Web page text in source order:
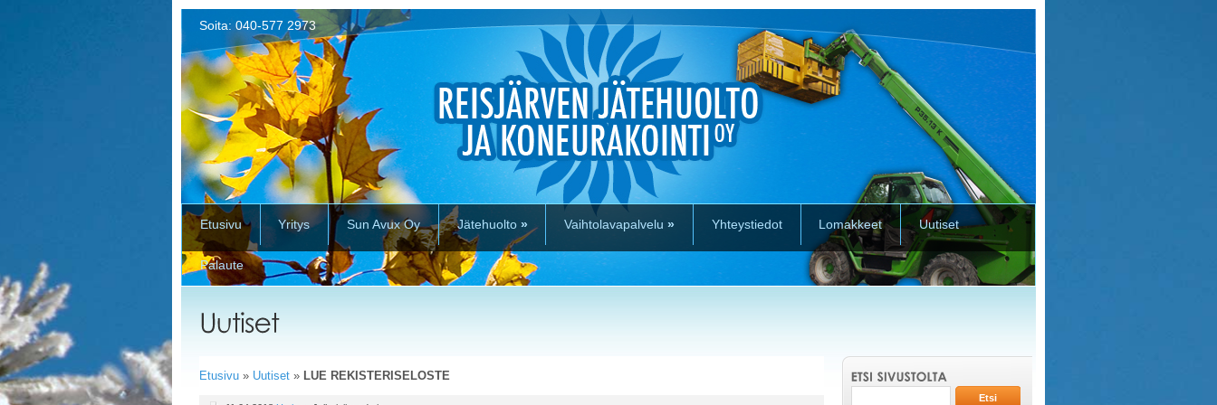
Soita: 040-577 2973
Etusivu Yritys Sun Avux Oy Jätehuolto » Vaihtolavapalvelu » Yhteystiedot Lomakkeet Uutiset
Palaute
Etusivu » Uutiset » LUE REKISTERISELOSTE